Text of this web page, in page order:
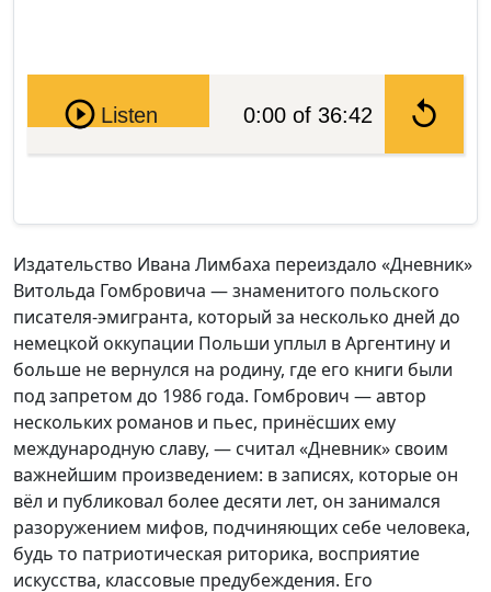
Pause
Listen 0:00 of 36:42
Издательство Ивана Лимбаха переиздало «Дневник»
Витольда Гомбровича — знаменитого польского
писателя-эмигранта, который за несколько дней до
немецкой оккупации Польши уплыл в Аргентину и
больше не вернулся на родину, где его книги были
под запретом до 1986 года. Гомбрович — автор
нескольких романов и пьес, принёсших ему
международную славу, — считал «Дневник» своим
важнейшим произведением: в записях, которые он
вёл и публиковал более десяти лет, он занимался
разоружением мифов, подчиняющих себе человека,
будь то патриотическая риторика, восприятие
искусства, классовые предубеждения. Его